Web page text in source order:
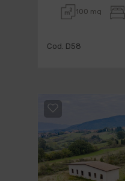
100 mq
Cod. D58